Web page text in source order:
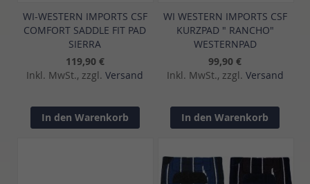
WI-WESTERN IMPORTS CSF
COMFORT SADDLE FIT PAD
SIERRA
119,90 €
Inkl. MwSt., zzgl. Versand
In den Warenkorb
WI WESTERN IMPORTS CSF
KURZPAD " RANCHO"
WESTERNPAD
99,90 €
Inkl. MwSt., zzgl. Versand
In den Warenkorb